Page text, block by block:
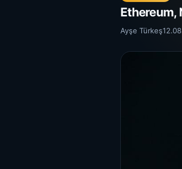
Ethereum,
Ayşe Türkeş